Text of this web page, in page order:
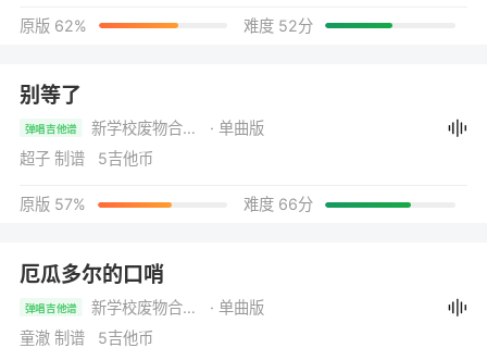
原版 62% 难度 52分
别等了
弹唱吉他谱 新学校废物合唱团
· 单曲版
超子 制谱 5吉他币
原版 57% 难度 66分
厄瓜多尔的口哨
弹唱吉他谱 新学校废物合唱团
· 单曲版
童澈 制谱 5吉他币